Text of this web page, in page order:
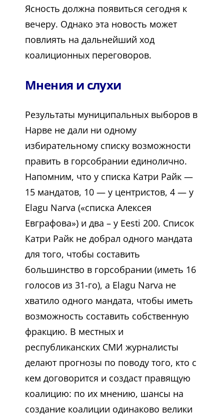
Ясность должна появиться сегодня к
вечеру. Однако эта новость может
повлиять на дальнейший ход
коалиционных переговоров.
Мнения и слухи
Результаты муниципальных выборов в
Нарве не дали ни одному
избирательному списку возможности
править в горсобрании единолично.
Напомним, что у списка Катри Райк —
15 мандатов, 10 — у центристов, 4 — у
Elagu Narva («списка Алексея
Евграфова») и два – у Eesti 200. Список
Катри Райк не добрал одного мандата
для того, чтобы составить
большинство в горсобрании (иметь 16
голосов из 31-го), а Elagu Narva не
хватило одного мандата, чтобы иметь
возможность составить собственную
фракцию. В местных и
республиканских СМИ журналисты
делают прогнозы по поводу того, кто с
кем договорится и создаст правящую
коалицию: по их мнению, шансы на
создание коалиции одинаково велики